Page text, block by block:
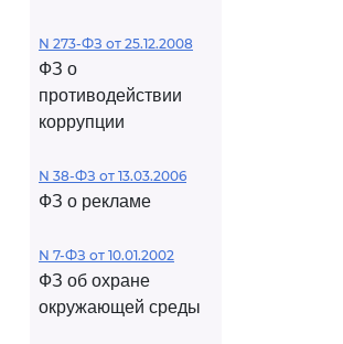
N 273-ФЗ от 25.12.2008
ФЗ о
противодействии
коррупции
N 38-ФЗ от 13.03.2006
ФЗ о рекламе
N 7-ФЗ от 10.01.2002
ФЗ об охране
окружающей среды